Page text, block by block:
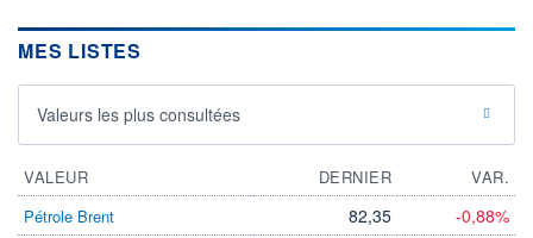
0,00 EUR DIVIDENDE
-
Non éligible
Boursobank
MES LISTES
Valeurs les plus consultées
VALEUR DERNIER
VAR.
Pétrole Brent
82,35 -0,88%